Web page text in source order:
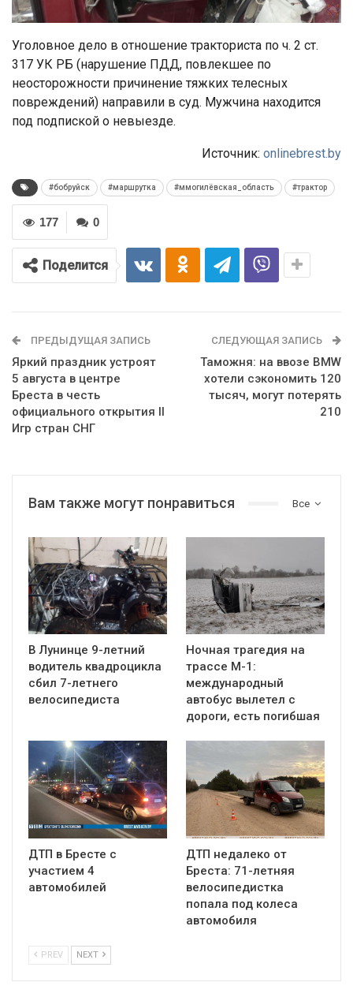
Уголовное дело в отношение тракториста по ч. 2 ст.
317 УК РБ (нарушение ПДД, повлекшее по
неосторожности причинение тяжких телесных
повреждений) направили в суд. Мужчина находится
под подпиской о невыезде.
Источник: onlinebrest.by
#бобруйск #маршрутка #ммогилёвская_область #трактор
0
177
Поделится
ПРЕДЫДУЩАЯ ЗАПИСЬ
Яркий праздник устроят
5 августа в центре
Бреста в честь
официального открытия II
Игр стран СНГ
СЛЕДУЮЩАЯ ЗАПИСЬ
Таможня: на ввозе BMW
хотели сэкономить 120
тысяч, могут потерять
210
Все
Вам также могут понравиться
В Лунинце 9-летний
водитель квадроцикла
сбил 7-летнего
велосипедиста
Ночная трагедия на
трассе М-1:
международный
автобус вылетел с
дороги, есть погибшая
ДТП в Бресте с
участием 4
автомобилей
ДТП недалеко от
Бреста: 71-летняя
велосипедистка
попала под колеса
автомобиля
PREV NEXT